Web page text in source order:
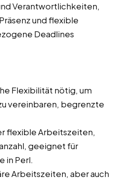
Verantwortlichkeiten,
und flexible
Deadlines
Flexibilität nötig, um
vereinbaren, begrenzte
flexible Arbeitszeiten,
geeignet für
in Perl.
Arbeitszeiten, aber auch